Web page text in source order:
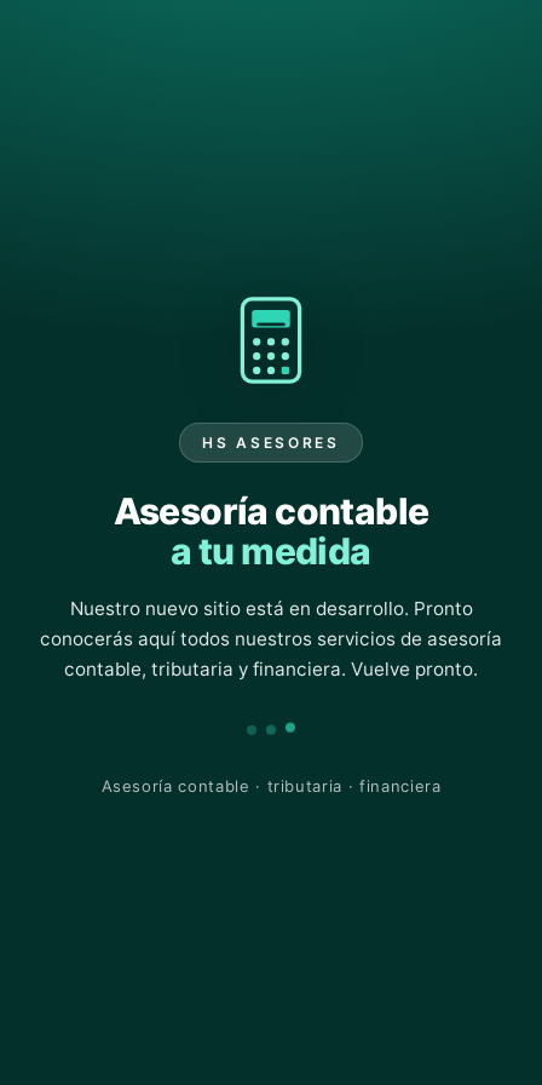
HS ASESORES
Asesoría contable
a tu medida
Nuestro nuevo sitio está en desarrollo. Pronto
conocerás aquí todos nuestros servicios de asesoría
contable, tributaria y financiera. Vuelve pronto.
Asesoría contable · tributaria · financiera